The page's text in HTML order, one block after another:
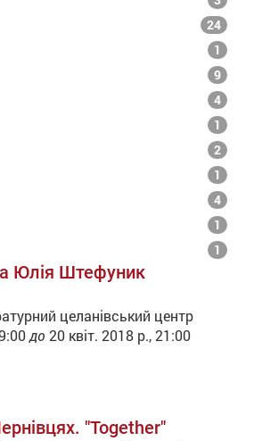
24
1
9
4
1
2
1
4
1
1
Юлія Штефуник
целанівський центр
до 20 квіт. 2018 р., 21:00
"Together"